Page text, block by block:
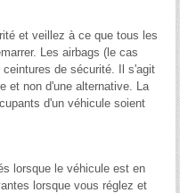
et veillez à ce que tous les
Les airbags (le cas
de sécurité. Il s'agit
et non d'une alternative. La
d'un véhicule soient
lorsque le véhicule est en
lorsque vous réglez et